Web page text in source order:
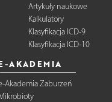
Artykuły naukowe
Kalkulatory
Klasyfikacja ICD-9
Klasyfikacja ICD-10
AKADEMIA
Akademia Zaburzeń